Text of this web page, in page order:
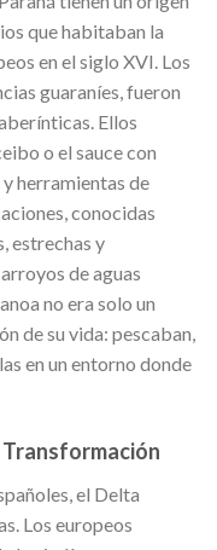
que habitaban la
en el siglo XVI. Los
guaraníes, fueron
Ellos
o el sauce con
herramientas de
conocidas
estrechas y
de aguas
no era solo un
de su vida: pescaban,
en un entorno donde
Transformación
el Delta
Los europeos